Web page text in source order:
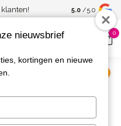
Spaar voor
kortingen
5.0 /5.0
0
nieuwsbrief
kortingen en nieuwe